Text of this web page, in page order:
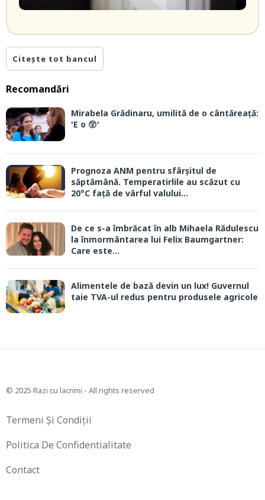
Citește tot bancul
Recomandări
Mirabela Grădinaru, umilită de o cântăreață:
'E o 😲'
Prognoza ANM pentru sfârșitul de
săptămână. Temperatirlile au scăzut cu
20°C față de vârful valului...
De ce s-a îmbrăcat în alb Mihaela Rădulescu
la înmormântarea lui Felix Baumgartner:
Care este...
Alimentele de bază devin un lux! Guvernul
taie TVA-ul redus pentru produsele agricole
© 2025 Razi cu lacrimi - All rights reserved
Termeni Și Condiții
Politica De Confidentialitate
Contact